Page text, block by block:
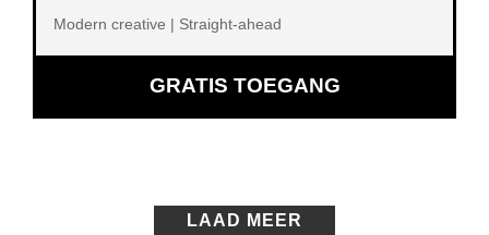
Modern creative | Straight-ahead
GRATIS TOEGANG
LAAD MEER